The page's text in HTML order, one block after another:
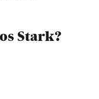
Stark?